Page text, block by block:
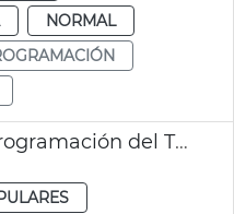
NORMAL
Presentación de la programación del TEM y La Mutant 2025